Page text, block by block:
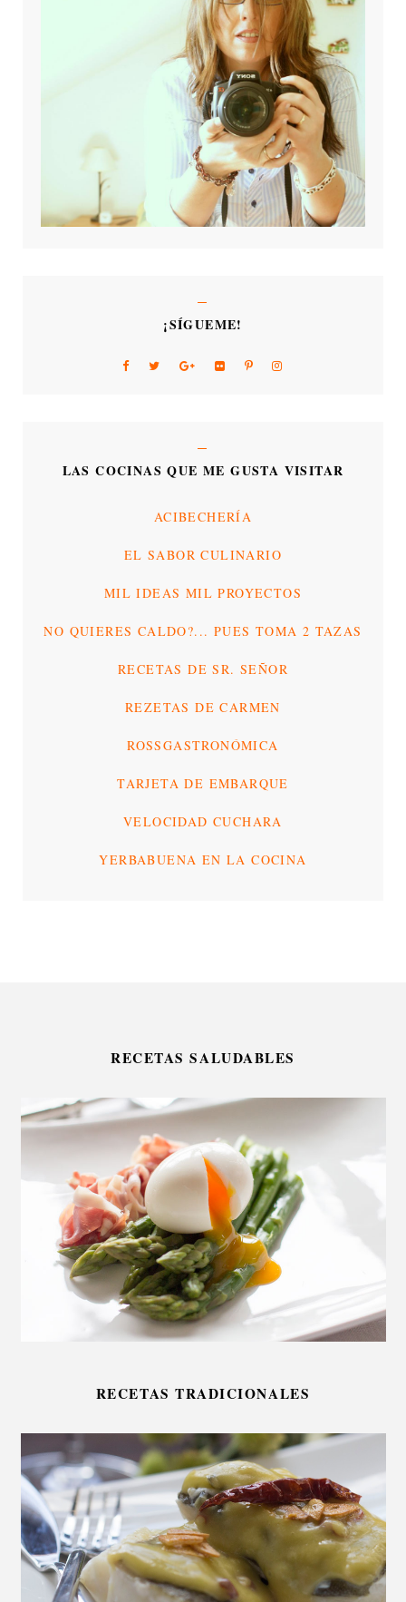
¡SÍGUEME!
LAS COCINAS QUE ME GUSTA VISITAR
ACIBECHERÍA
EL SABOR CULINARIO
MIL IDEAS MIL PROYECTOS
NO QUIERES CALDO?... PUES TOMA 2 TAZAS
RECETAS DE SR. SEÑOR
REZETAS DE CARMEN
ROSSGASTRONÓMICA
TARJETA DE EMBARQUE
VELOCIDAD CUCHARA
YERBABUENA EN LA COCINA
RECETAS SALUDABLES
RECETAS TRADICIONALES